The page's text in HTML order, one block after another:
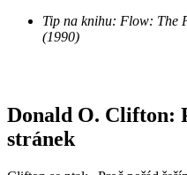
Tip na knihu: Flow: The
(1990)
Donald O. Clifton:
stránek